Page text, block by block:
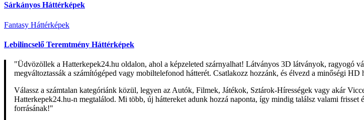
Sárkányos Háttérképek
Fantasy Háttérképek
Lebilincselő Teremtmény Háttérképek
"Üdvözöllek a Hatterkepek24.hu oldalon, ahol a képzeleted szárnyalhat! Látványos 3D látványok, ragyogó
megváltoztassák a számítógéped vagy mobiltelefonod hátterét. Csatlakozz hozzánk, és élvezd a minőségi
Válassz a számtalan kategóriánk közül, legyen az Autók, Filmek, Játékok, Sztárok-Hírességek vagy akár
Hatterkepek24.hu-n megtalálod. Mi több, új háttereket adunk hozzá naponta, így mindig találsz valami
forrásának!"